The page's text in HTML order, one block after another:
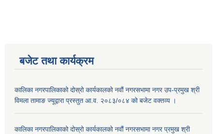
बजेट तथा कार्यक्रम
कालिका नगरपालिकाको दोस्रो कार्यकालको नवौं नगरसभामा नगर उप-प्रमुख श्री
विमला तामाङ ज्यूद्वारा प्रस्तुत आ.व. २०८३/०८४ को बजेट वक्तव्य ।
कालिका नगरपालिकाको दोस्रो कार्यकालको नवौं नगरसभामा नगर प्रमुख श्री